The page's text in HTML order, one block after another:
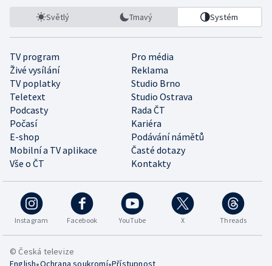
Světlý Tmavý Systém
TV program
Pro média
Živé vysílání
Reklama
TV poplatky
Studio Brno
Teletext
Studio Ostrava
Podcasty
Rada ČT
Počasí
Kariéra
E-shop
Podávání námětů
Mobilní a TV aplikace
Časté dotazy
Vše o ČT
Kontakty
Instagram Facebook YouTube X Threads
© Česká televize
English Ochrana soukromí Přístupnost